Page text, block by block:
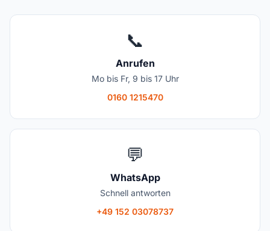
📞
Anrufen
Mo bis Fr, 9 bis 17 Uhr
0160 1215470
💬
WhatsApp
Schnell antworten
+49 152 03078737